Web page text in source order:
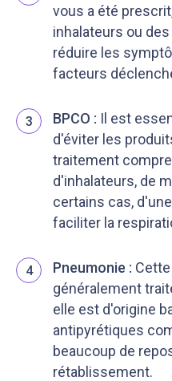
vous a été
inhalateurs ou
réduire les
facteurs
3 BPCO : Il est
d'éviter les
traitement
d'inhalateurs, de
certains cas,
faciliter la
4 Pneumonie :
généralement
elle est d'origine
antipyrétiques
beaucoup de
rétablissement.